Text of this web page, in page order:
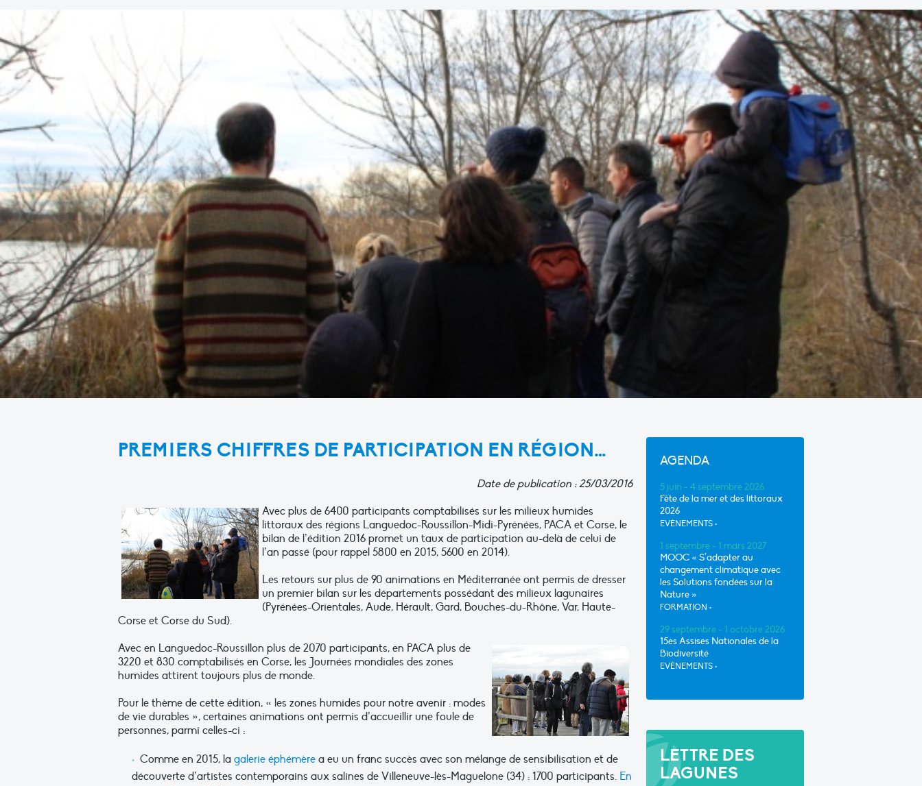
PREMIERS CHIFFRES DE PARTICIPATION EN RÉGION…
Date de publication : 25/03/2016
Avec plus de 6400 participants comptabilisés sur les milieux humides
littoraux des régions Languedoc-Roussillon-Midi-Pyrénées, PACA et Corse, le
bilan de l’édition 2016 promet un taux de participation au-delà de celui de
l’an passé (pour rappel 5800 en 2015, 5600 en 2014).
Les retours sur plus de 90 animations en Méditerranée ont permis de dresser
un premier bilan sur les départements possédant des milieux lagunaires
(Pyrénées-Orientales, Aude, Hérault, Gard, Bouches-du-Rhône, Var, Haute-
Corse et Corse du Sud).
Avec en Languedoc-Roussillon plus de 2070 participants, en PACA plus de
3220 et 830 comptabilisés en Corse, les Journées mondiales des zones
humides attirent toujours plus de monde.
Pour le thème de cette édition, « les zones humides pour notre avenir : modes
de vie durables », certaines animations ont permis d’accueillir une foule de
personnes, parmi celles-ci :
Comme en 2015, la galerie éphémère a eu un franc succès avec son mélange de sensibilisation et de
découverte d’artistes contemporains aux salines de Villeneuve-lès-Maguelone (34) : 1700 participants. En
AGENDA
5 juin - 4 septembre 2026
Fête de la mer et des littoraux
2026
EVÈNEMENTS •
1 septembre - 1 mars 2027
MOOC « S’adapter au
changement climatique avec
les Solutions fondées sur la
Nature »
FORMATION •
29 septembre - 1 octobre 2026
15es Assises Nationales de la
Biodiversité
EVÈNEMENTS •
LETTRE DES
LAGUNES